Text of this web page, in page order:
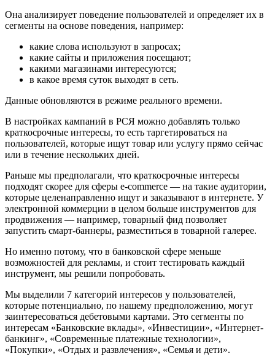
Она анализирует поведение пользователей и определяет их в
сегменты на основе поведения, например:
какие слова используют в запросах;
какие сайты и приложения посещают;
какими магазинами интересуются;
в какое время суток выходят в сеть.
Данные обновляются в режиме реального времени.
В настройках кампаний в РСЯ можно добавлять только
краткосрочные интересы, то есть таргетироваться на
пользователей, которые ищут товар или услугу прямо сейчас
или в течение нескольких дней.
Раньше мы предполагали, что краткосрочные интересы
подходят скорее для сферы e-commerce — на такие аудитории,
которые целенаправленно ищут и заказывают в интернете. У
электронной коммерции в целом больше инструментов для
продвижения — например, товарный фид позволяет
запустить смарт-баннеры, разместиться в товарной галерее.
Но именно потому, что в банковской сфере меньше
возможностей для рекламы, и стоит тестировать каждый
инструмент, мы решили попробовать.
Мы выделили 7 категорий интересов у пользователей,
которые потенциально, по нашему предположению, могут
заинтересоваться дебетовыми картами. Это сегменты по
интересам «Банковские вклады», «Инвестиции», «Интернет-
банкинг», «Современные платежные технологии»,
«Покупки», «Отдых и развлечения», «Семья и дети».